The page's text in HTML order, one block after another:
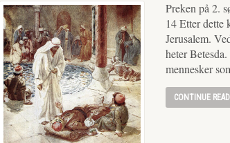
Preken på 2.
14 Etter dette
Jerusalem.
heter
mennesker
CONTINUE